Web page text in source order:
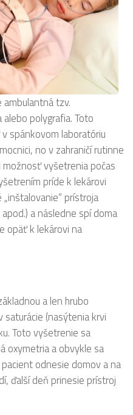
tzv.
polygrafia. Toto
spánkovom laboratóriu
no v zahraničí rutinne
možnosť vyšetrenia počas
príde k lekárovi
prístroja
a následne spí doma
opäť k lekárovi na
a len hrubo
saturácie (nasýtenia krvi
Toto vyšetrenie sa
oxymetria a obvykle sa
odnesie domov a na
ďalší deň prinesie prístroj